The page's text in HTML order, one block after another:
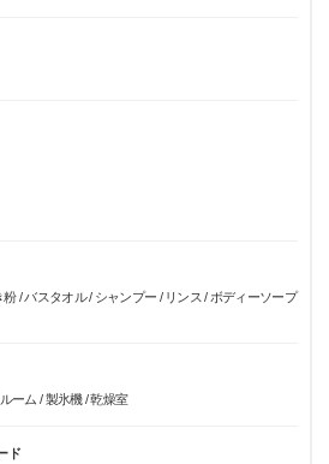
/ バスタオル / シャンプー / リンス / ボディーソープ
ーム / 製氷機 / 乾燥室
ド